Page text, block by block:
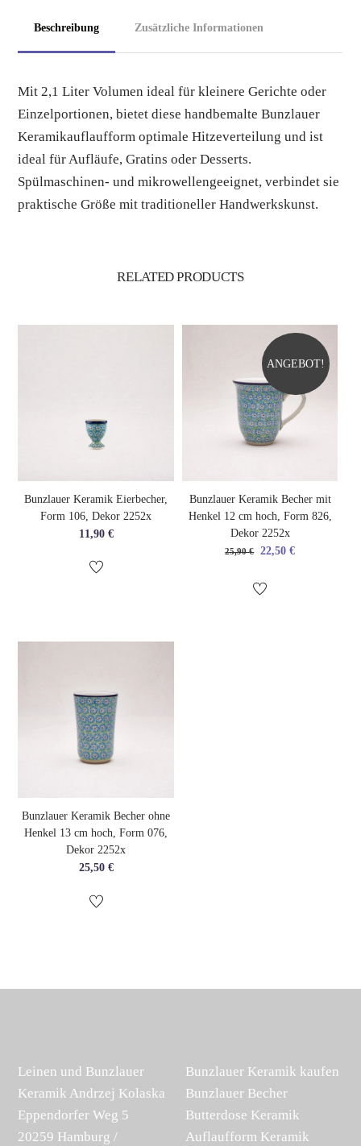
Beschreibung Zusätzliche Informationen
Mit 2,1 Liter Volumen ideal für kleinere Gerichte oder
Einzelportionen, bietet diese handbemalte Bunzlauer
Keramikauflaufform optimale Hitzeverteilung und ist
ideal für Aufläufe, Gratins oder Desserts.
Spülmaschinen- und mikrowellengeeignet, verbindet sie
praktische Größe mit traditioneller Handwerkskunst.
RELATEDPRODUCTS
Bunzlauer Keramik Eierbecher,
Form 106, Dekor 2252x
11,90 €
ANGEBOT!
Bunzlauer Keramik Becher mit
Henkel 12 cm hoch, Form 826,
Dekor 2252x
25,90€
Ursprünglicher
war:
22,50 €Aktueller
Bunzlauer Keramik Becher ohne
Henkel 13 cm hoch, Form 076,
Dekor 2252x
25,50 €
Leinen und Bunzlauer
Keramik Andrzej Kolaska
Eppendorfer Weg 5
20259 Hamburg /
Bunzlauer Keramik kaufen
Bunzlauer Becher
Butterdose Keramik
Auflaufform Keramik